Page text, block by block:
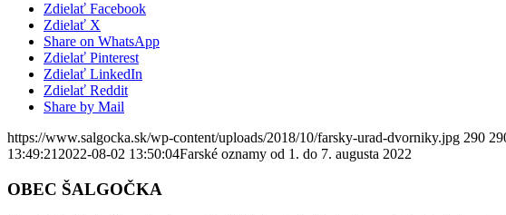
Zdielať Facebook
Zdielať X
Share on WhatsApp
Zdielať Pinterest
Zdielať LinkedIn
Zdielať Reddit
Share by Mail
https://www.salgocka.sk/wp-content/uploads/2018/10/farsky-urad-dvorniky.jpg 290
13:49:21 2022-08-02 13:50:04Farské oznamy od 1. do 7. augusta 2022
OBEC ŠALGOČKA